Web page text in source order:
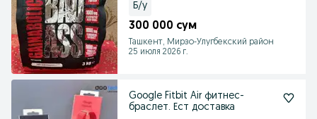
Б/у
300 000 сум
Ташкент, Мирзо-Улугбекский район
25 июля 2026 г.
Google Fitbit Air фитнес-
браслет. Ест доставка